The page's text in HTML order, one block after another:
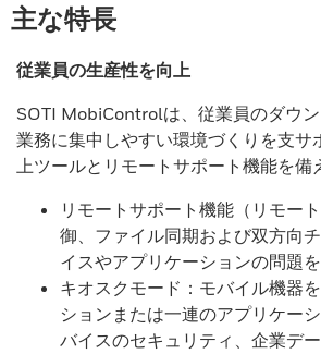
主な特長
従業員の生産性を向上
SOTI MobiControlは、従業員のダウン
業務に集中しやすい環境づくりを支サ
上ツールとリモートサポート機能を備
リモートサポート機能（リモー
御、ファイル同期および双方向
イスやアプリケーションの問題
キオスクモード：モバイル機器
ションまたは一連のアプリケー
バイスのセキュリティ、企業デ